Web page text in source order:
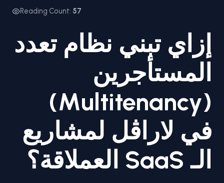
Reading Count: 57
إزاي تبني نظام تعدد
المستأجرين
(Multitenancy)
في لاراڤل لمشاريع
الـ SaaS العملاقة؟